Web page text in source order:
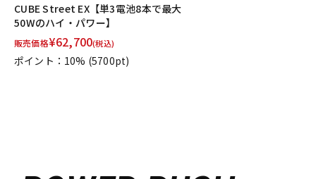
CUBE Street EX【単3電池8本で最大
50Wのハイ・パワー】
販売価格¥62,700(税込)
ポイント：10% (5700pt)